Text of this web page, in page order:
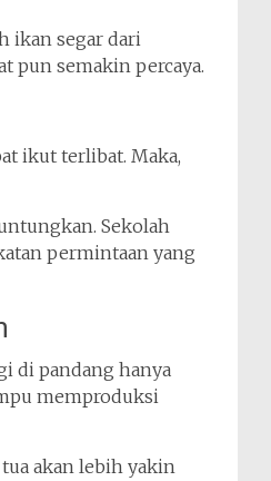
ikan segar dari
pun semakin percaya.
ikut terlibat. Maka,
Sekolah
permintaan yang
di pandang hanya
memproduksi
akan lebih yakin